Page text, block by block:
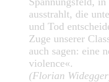
ausstrahlt, die
und Tod
Zuge unserer
auch sagen: eine
violence«.
(Florian